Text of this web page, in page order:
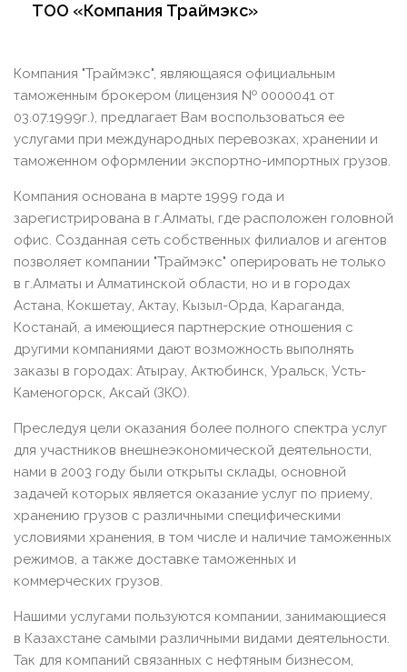
ТОО «Компания Траймэкс»
Компания "Траймэкс", являющаяся официальным
таможенным брокером (лицензия № 0000041 от
03.07.1999г.), предлагает Вам воспользоваться ее
услугами при международных перевозках, хранении и
таможенном оформлении экспортно-импортных грузов.
Компания основана в марте 1999 года и
зарегистрирована в г.Алматы, где расположен головной
офис. Созданная сеть собственных филиалов и агентов
позволяет компании "Траймэкс" оперировать не только
в г.Алматы и Алматинской области, но и в городах
Астана, Кокшетау, Актау, Кызыл-Орда, Караганда,
Костанай, а имеющиеся партнерские отношения с
другими компаниями дают возможность выполнять
заказы в городах: Атырау, Актюбинск, Уральск, Усть-
Каменогорск, Аксай (ЗКО).
Преследуя цели оказания более полного спектра услуг
для участников внешнеэкономической деятельности,
нами в 2003 году были открыты склады, основной
задачей которых является оказание услуг по приему,
хранению грузов с различными специфическими
условиями хранения, в том числе и наличие таможенных
режимов, а также доставке таможенных и
коммерческих грузов.
Нашими услугами пользуются компании, занимающиеся
в Казахстане самыми различными видами деятельности.
Так для компаний связанных с нефтяным бизнесом,